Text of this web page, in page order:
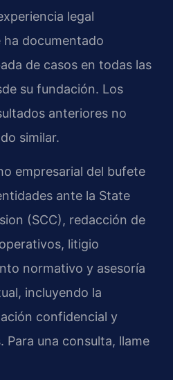
legal
ha documentado
de casos en todas las
su fundación. Los
anteriores no
similar.
empresarial del bufete
ante la State
(SCC), redacción de
litigio
normativo y asesoría
incluyendo la
confidencial y
Para una consulta, llame